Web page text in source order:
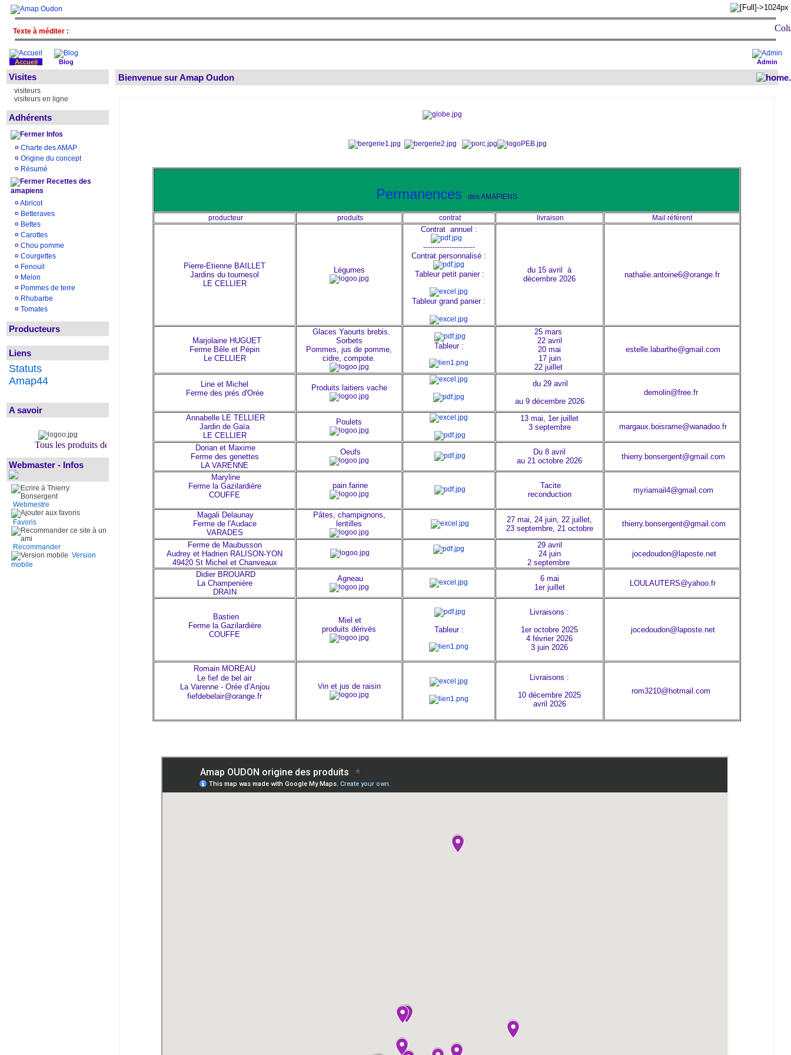
Texte à méditer :
Admin
Accueil Blog
Visites
visiteurs
visiteurs en ligne
Adhérents
Infos
¤ Charte des AMAP
¤ Origine du concept
¤ Résumé
Recettes des
amapiens
¤ Abricot
¤ Betteraves
¤ Bettes
¤ Carottes
¤ Chou pomme
¤ Courgettes
¤ Fenouil
¤ Melon
¤ Pommes de terre
¤ Rhubarbe
¤ Tomates
Producteurs
Liens
Statuts
Amap44
A savoir
Tous les produits de l'amap sont bio.
Webmaster - Infos
Webmestre
Favoris
Recommander
Version
mobile
Bienvenue sur Amap Oudon
Permanences des AMAPIENS
producteur produits contrat livraison Mail référent
Pierre-Etienne BAILLET
Jardins du tournesol
LE CELLIER
Légumes
Contrat annuel :
----------------------
Contrat personnalisé :
Tableur petit panier :
Tableur grand panier :
du 15 avril à
décembre 2026
nathalie.antoine6@orange.fr
Marjolaine HUGUET
Ferme Bêle et Pépin
Le CELLIER
Glaces Yaourts brebis.
Sorbets
Pommes, jus de pomme,
cidre, compote.
Tableur :
25 mars
22 avril
20 mai
17 juin
22 juillet
estelle.labarthe@gmail.com
Line et Michel
Ferme des prés d'Orée
Produits laitiers vache
du 29 avril
au 9 décembre 2026
demolin@free.fr
Annabelle LE TELLIER
Jardin de Gaïa
LE CELLIER
Poulets
13 mai, 1er juillet
3 septembre
margaux.boisrame@wanadoo.fr
Dorian et Maxime
Ferme des genettes
LA VARENNE
Oeufs
Du 8 avril
au 21 octobre 2026
thierry.bonsergent@gmail.com
Maryline
Ferme la Gazilardière
COUFFE
pain farine
Tacite
reconduction
myriamail4@gmail.com
Magali Delaunay
Ferme de l'Audace
VARADES
Pâtes, champignons,
lentilles
27 mai, 24 juin, 22 juillet,
23 septembre, 21 octobre
thierry.bonsergent@gmail.com
Ferme de Maubusson
Audrey et Hadrien RALISON-YON
49420 St Michel et Chanveaux
29 avril
24 juin
2 septembre
jocedoudon@laposte.net
Didier BROUARD
La Champenière
DRAIN
Agneau
6 mai
1er juillet
LOULAUTERS@yahoo.fr
Bastien
Ferme la Gazilardière
COUFFE
Miel et
produits dérivés
Tableur :
Livraisons :
1er octobre 2025
4 février 2026
3 juin 2026
jocedoudon@laposte.net
Romain MOREAU
Le fief de bel air
La Varenne - Orée d’Anjou
fiefdebelair@orange.fr
Vin et jus de raisin
Livraisons :
10 décembre 2025
avril 2026
rom3210@hotmail.com